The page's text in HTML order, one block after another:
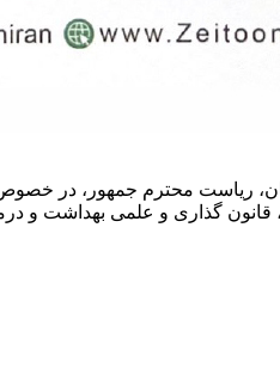
ریاست محترم جمهور، در
گذاری و علمی بهداشت و